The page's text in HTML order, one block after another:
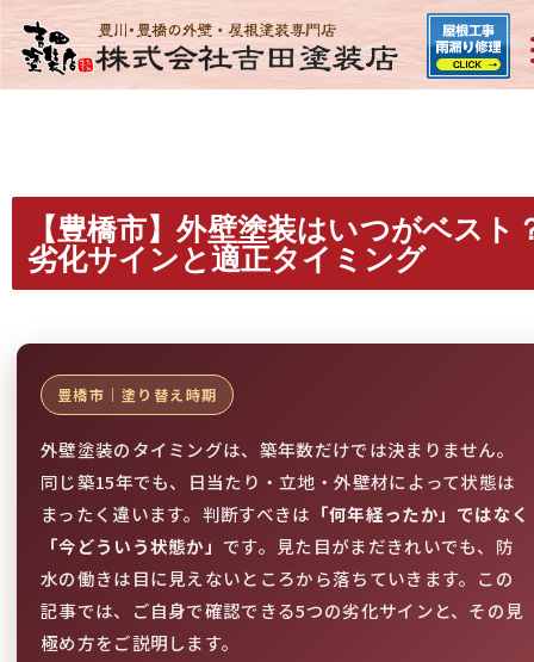
【豊橋市】外壁塗装はいつがベスト
劣化サインと適正タイミング
豊橋市｜塗り替え時期
外壁塗装のタイミングは、築年数だけでは決まりません。
同じ築15年でも、日当たり・立地・外壁材によって状態は
まったく違います。判断すべきは 「何年経ったか」ではなく
「今どういう状態か」 です。見た目がまだきれいでも、防
水の働きは目に見えないところから落ちていきます。この
記事では、ご自身で確認できる5つの劣化サインと、その見
極め方をご説明します。